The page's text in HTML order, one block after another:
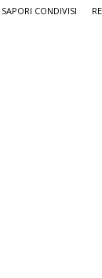
SAPORI CONDIVISI